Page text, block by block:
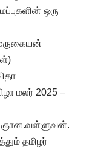
ஒரு
மலர் 2025 –
ஞான.வள்ளுவன்.
தமிழர்